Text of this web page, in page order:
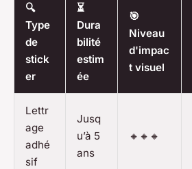
🔍
Type
de
stick
er
⏳
Dura
bilité
estim
ée
🎯
Niveau
d'impac
t visuel
Lettr
age
adhé
sif
Jusq
u’à 5
ans
🔸🔸🔸